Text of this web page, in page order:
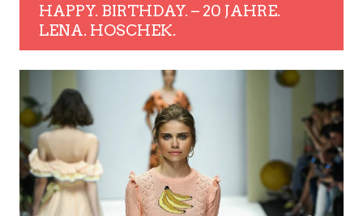
HAPPY. BIRTHDAY. – 20 JAHRE.
LENA. HOSCHEK.